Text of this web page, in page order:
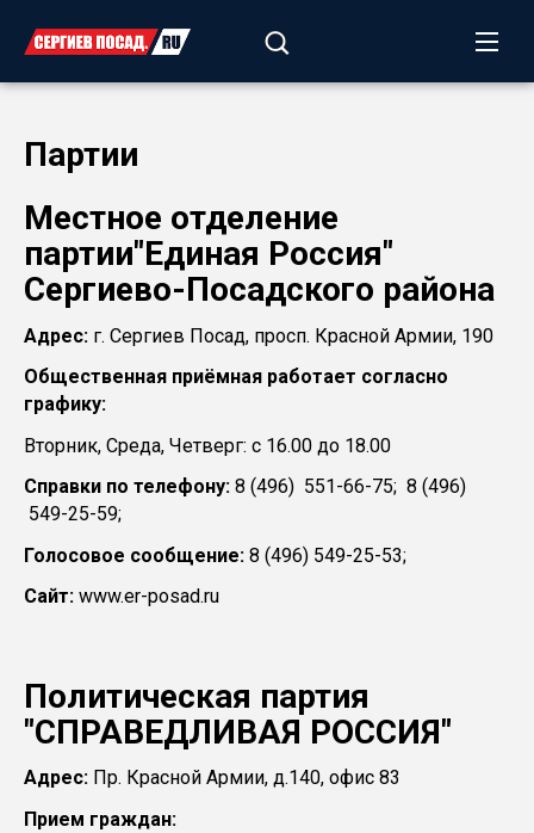
Партии
Местное отделение
партии"Единая Россия"
Сергиево-Посадского района
Адрес: г. Сергиев Посад, просп. Красной Армии, 190
Общественная приёмная работает согласно
графику:
Вторник, Среда, Четверг: с 16.00 до 18.00
Справки по телефону: 8 (496) 551-66-75; 8 (496)
549-25-59;
Голосовое сообщение: 8 (496) 549-25-53;
Сайт: www.er-posad.ru
Политическая партия
"СПРАВЕДЛИВАЯ РОССИЯ"
Адрес: Пр. Красной Армии, д.140, офис 83
Прием граждан: